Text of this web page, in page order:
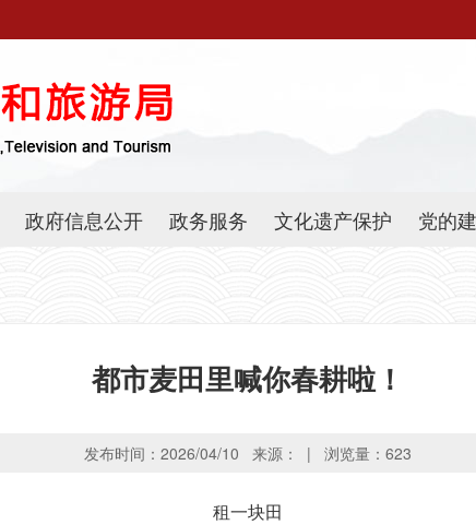
政府信息公开 政务服务 文化遗产保护 党的
都市麦田里喊你春耕啦！
发布时间：2026/04/10 来源： | 浏览量： 623
租一块田